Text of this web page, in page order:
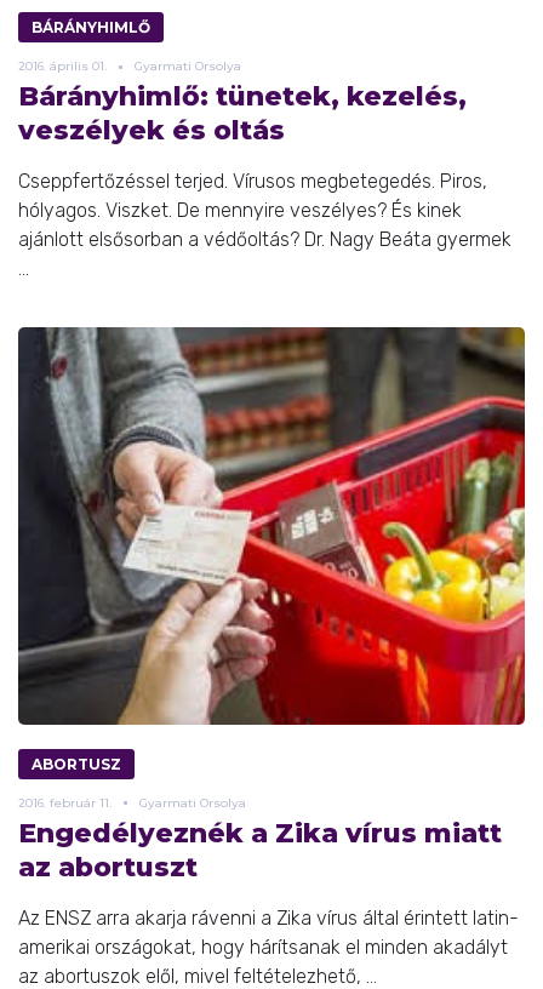
BÁRÁNYHIMLŐ
2016. április 01. Gyarmati Orsolya
Bárányhimlő: tünetek, kezelés,
veszélyek és oltás
Cseppfertőzéssel terjed. Vírusos megbetegedés. Piros,
hólyagos. Viszket. De mennyire veszélyes? És kinek
ajánlott elsősorban a védőoltás? Dr. Nagy Beáta gyermek
...
ABORTUSZ
2016. február 11. Gyarmati Orsolya
Engedélyeznék a Zika vírus miatt
az abortuszt
Az ENSZ arra akarja rávenni a Zika vírus által érintett latin-
amerikai országokat, hogy hárítsanak el minden akadályt
az abortuszok elől, mivel feltételezhető, ...